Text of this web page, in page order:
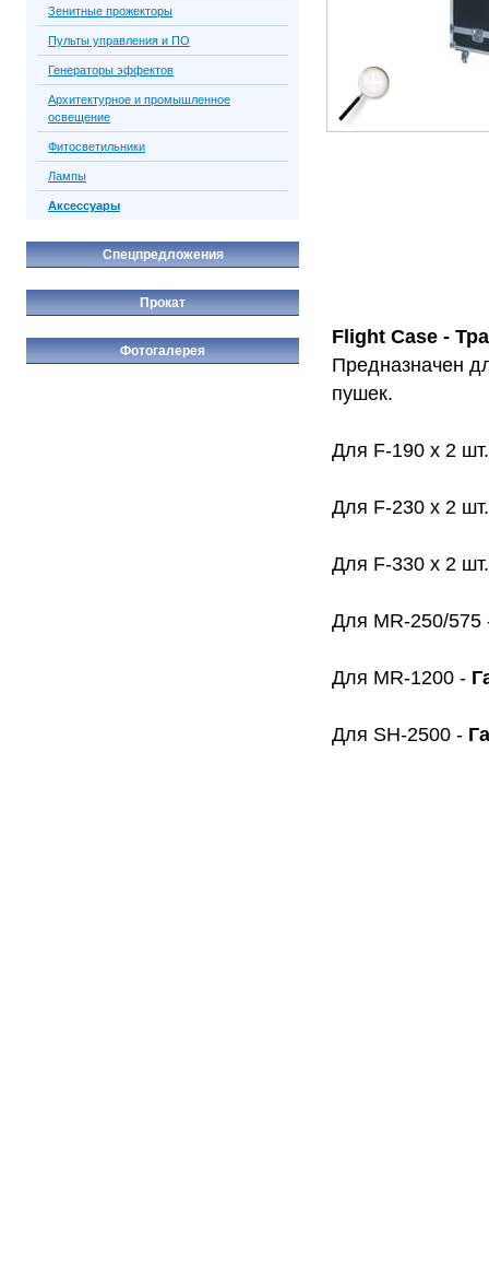
Flight Case -
Предназначен
пушек.
Для F-190 х 2
Для F-230 х 2
Для F-330 х 2
Для MR-250/
Для MR-1200 -
Для SH-2500 -
Зенитные прожекторы
Пульты управления и ПО
Генераторы эффектов
Архитектурное и промышленное
освещение
Фитосветильники
Лампы
Аксессуары
Спецпредложения
Прокат
Фотогалерея